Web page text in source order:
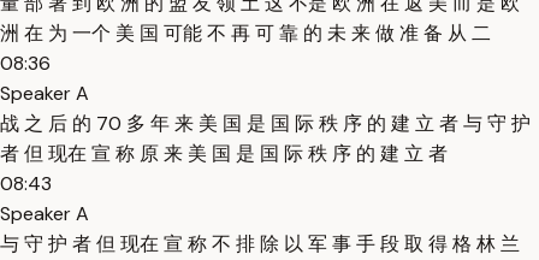
洲 在 为 一个 美 国 可能 不 再 可 靠 的 未 来 做 准 备 从 二
08:36
Speaker A
战 之 后 的 70 多 年 来 美 国 是 国 际 秩 序 的 建 立 者 与 守 护
者 但 现在 宣 称 原 来 美 国 是 国 际 秩 序 的 建 立 者
08:43
Speaker A
与 守 护 者 但 现在 宣 称 不 排 除 以 军 事 手 段 取 得 格 林 兰